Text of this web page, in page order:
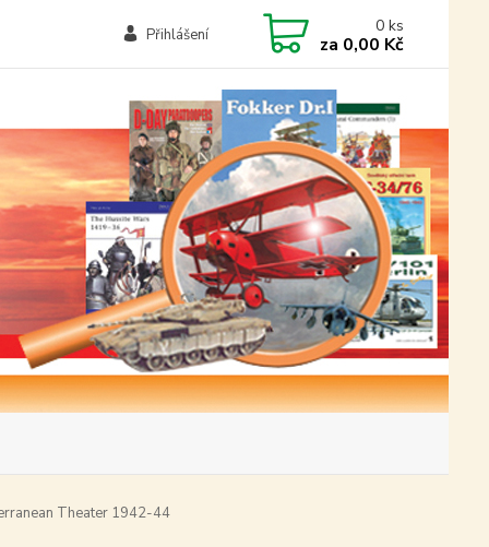
Přihlášení 0 ks
za 0,00 Kč
Theater 1942-44